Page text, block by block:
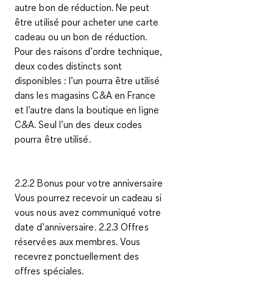
autre bon de réduction. Ne peut
être utilisé pour acheter une carte
cadeau ou un bon de réduction.
Pour des raisons d’ordre technique,
deux codes distincts sont
disponibles : l’un pourra être utilisé
dans les magasins C&A en France
et l’autre dans la boutique en ligne
C&A. Seul l’un des deux codes
pourra être utilisé.
2.2.2 Bonus pour votre anniversaire
Vous pourrez recevoir un cadeau si
vous nous avez communiqué votre
date d’anniversaire. 2.2.3 Offres
réservées aux membres. Vous
recevrez ponctuellement des
offres spéciales.